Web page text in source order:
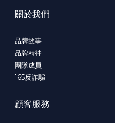
關於我們
品牌故事
品牌精神
團隊成員
165反詐騙
顧客服務